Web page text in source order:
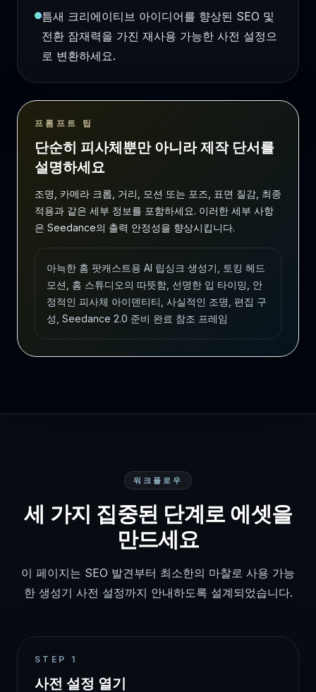
틈새 크리에이티브 아이디어를 향상된 SEO 및
전환 잠재력을 가진 재사용 가능한 사전 설정으
로 변환하세요.
프롬프트 팁
단순히 피사체뿐만 아니라 제작 단서를
설명하세요
조명, 카메라 크롭, 거리, 모션 또는 포즈, 표면 질감, 최종
적용과 같은 세부 정보를 포함하세요. 이러한 세부 사항
은 Seedance의 출력 안정성을 향상시킵니다.
아늑한 홈 팟캐스트용 AI 립싱크 생성기, 토킹 헤드
모션, 홈 스튜디오의 따뜻함, 선명한 입 타이밍, 안
정적인 피사체 아이덴티티, 사실적인 조명, 편집 구
성, Seedance 2.0 준비 완료 참조 프레임
워크플로우
세 가지 집중된 단계로 에셋을
만드세요
이 페이지는 SEO 발견부터 최소한의 마찰로 사용 가능
한 생성기 사전 설정까지 안내하도록 설계되었습니다.
STEP 1
사전 설정 열기